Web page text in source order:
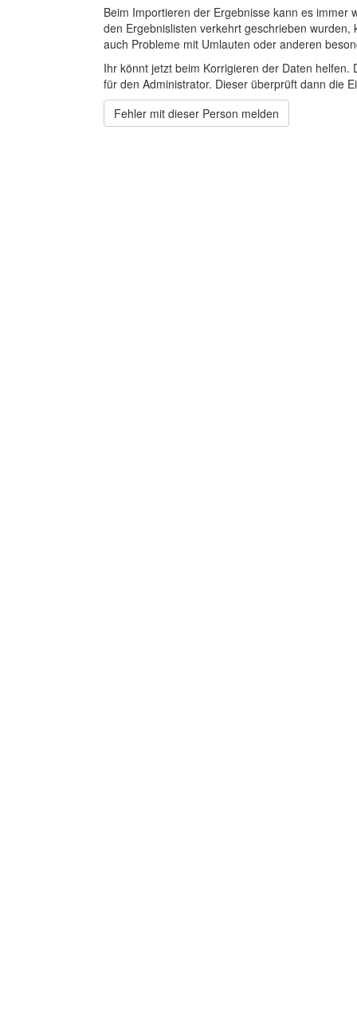
Beim Importieren der Ergebnisse kann es
den Ergebnislisten verkehrt geschrieben
auch Probleme mit Umlauten oder anderen
Ihr könnt jetzt beim Korrigieren der Daten
für den Administrator. Dieser überprüft dann die
Fehler mit dieser Person melden